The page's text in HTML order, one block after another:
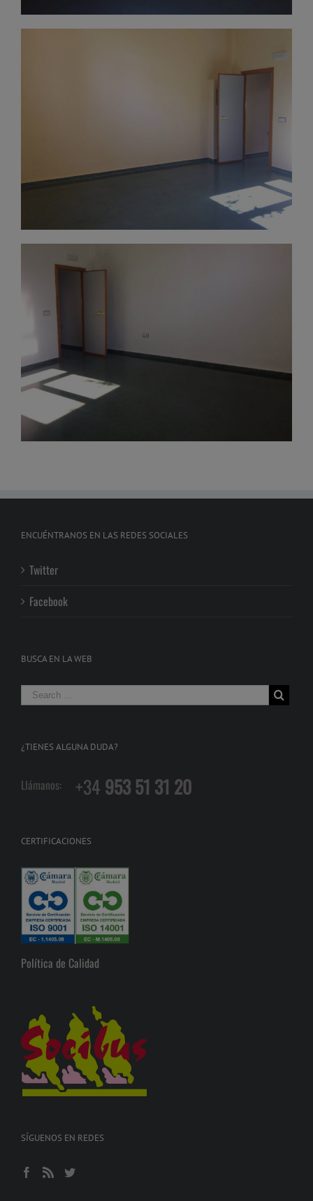
ENCUÉNTRANOS EN LAS REDES SOCIALES
Twitter
Facebook
BUSCA EN LA WEB
¿TIENES ALGUNA DUDA?
Llámanos: +34 953 51 31 20
CERTIFICACIONES
Política de Calidad
SÍGUENOS EN REDES